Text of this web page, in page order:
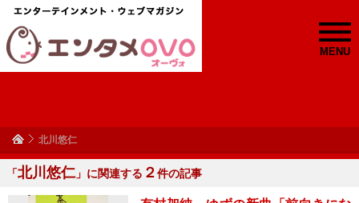
MENU
北川悠仁
「北川悠仁 」に関連する ２件の記事